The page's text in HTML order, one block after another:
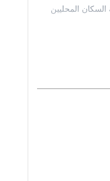
السكان المحليين